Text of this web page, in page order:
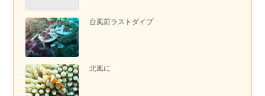
台風前ラストダイブ
北風に